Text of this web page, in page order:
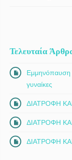
Τελευταία
Εμμηνόπαυση
γυναίκες
ΔΙΑΤΡΟΦΗ
ΔΙΑΤΡΟΦΗ
ΔΙΑΤΡΟΦΗ